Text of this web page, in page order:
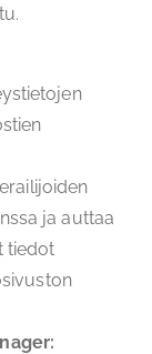
ja auttaa
tiedot